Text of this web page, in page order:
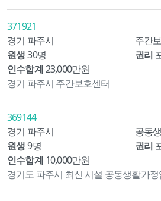
371921
경기 파주시
주간
원생 30명 권리
인수합계23,000만원
경기 파주시 주간보호센터
369144
경기 파주시
공동
원생 9명 권리
인수합계 10,000만원
경기도 파주시 최신 시설 공동생활가